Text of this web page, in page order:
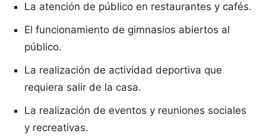
La atención de público en restaurantes y cafés.
El funcionamiento de gimnasios abiertos al
público.
La realización de actividad deportiva que
requiera salir de la casa.
La realización de eventos y reuniones sociales
y recreativas.